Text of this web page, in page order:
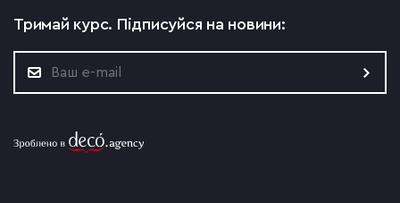
Тримай курс. Підписуйся на новини: